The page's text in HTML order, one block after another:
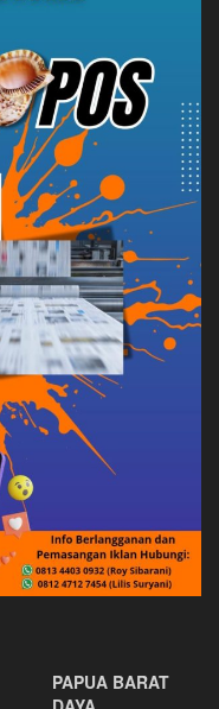
PAPUA BARAT